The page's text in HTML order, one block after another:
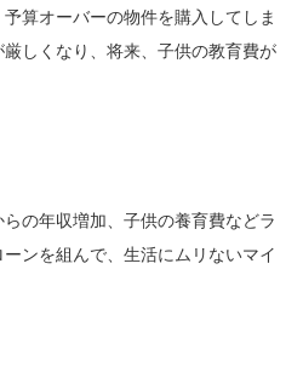
算オーバーの物件を購入してしま
しくなり、将来、子供の教育費が
の年収増加、子供の養育費などラ
ンを組んで、生活にムリないマイ